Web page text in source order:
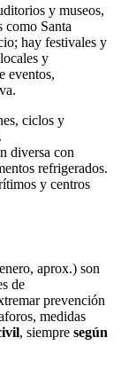
y museos,
como Santa
hay festivales y
y
eventos,
ciclos y
diversa con
refrigerados.
y centros
aprox.) son
de
prevención
medidas
, siempre según